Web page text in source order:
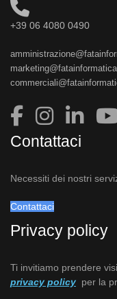
+39 06 4080 0490
Contattaci
Necessiti dei nostri
Contattaci
Privacy policy
Ti invitiamo prendere
privacy policy per la